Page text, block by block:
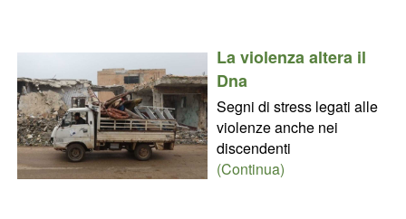
La violenza altera il
Dna
Segni di stress legati alle
violenze anche nei
discendenti
(Continua)